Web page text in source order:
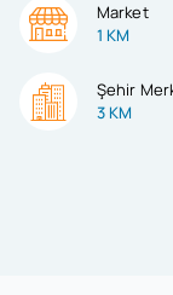
Market
1 KM
Şehir
3 KM